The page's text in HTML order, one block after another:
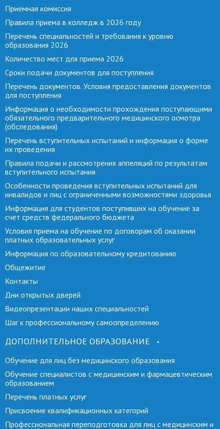
Приемная комиссия
Правила приема в колледж в 2026 году
Перечень специальностей и требования к уровню
образования 2026
Количество мест для приема 2026
Сроки подачи документов для поступления
Перечень документов. Условия предоставления документов
для поступления
Информация о необходимости прохождения поступающими
обязательного предварительного медицинского осмотра
(обследования)
Перечень вступительных испытаний и информация о форме
их проведения
Правила подачи и рассмотрения аппеляций по результатам
вступительного испытания
Особенности проведения вступительных испытаний для
инвалидов и лиц с ограниченными возможностями здоровья
Информация для студентов поступивших на обучение за
счет средств федерального бюджета
Условия приема на обучение по договорам об оказании
платных образовательных услуг
Информация по образовательному кредитованию
Общежитие
Контакты
Дни открытых дверей
Видеопрезентации наших специальностей
Шаг к профессиональному самоопределению
ДОПОЛНИТЕЛЬНОЕ ОБРАЗОВАНИЕ
Обучение для лиц без медицинского образования
Обучение специалистов с медицинским и фармацевтическим
образованием
Перечень платных услуг
Присвоение квалификационных категорий
Профессиональная переподготовка для лиц с медицинским и